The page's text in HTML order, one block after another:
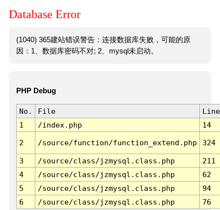
Database Error
(1040) 365建站错误警告：连接数据库失败，可能的原
因：1、数据库密码不对; 2、mysql未启动。
PHP Debug
No. File
Line
1
/index.php 14
2 /source/function/function_extend.php 324
3 /source/class/jzmysql.class.php
211
4
/source/class/jzmysql.class.php
62
5
/source/class/jzmysql.class.php
94
6
/source/class/jzmysql.class.php 76